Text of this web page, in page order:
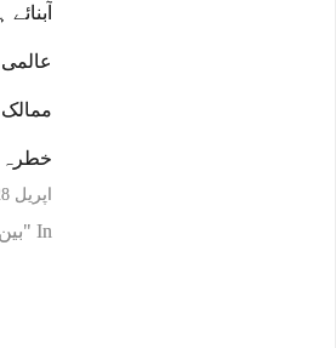
عالمی
خطرہ
اپریل 28, 2026
In "بین الاقوامی"